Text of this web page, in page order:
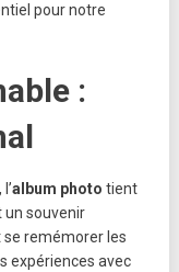
pour notre
:
album photo tient
un souvenir
remémorer les
expériences avec